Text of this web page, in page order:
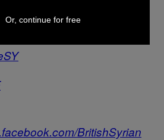
BritishSyrian
Or, continue for free